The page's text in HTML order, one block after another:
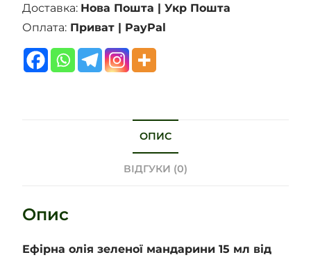
Доставка: Нова Пошта | Укр Пошта
Оплата: Приват | PayPal
ОПИС
ВІДГУКИ (0)
Опис
Ефірна олія зеленої мандарини 15 мл від